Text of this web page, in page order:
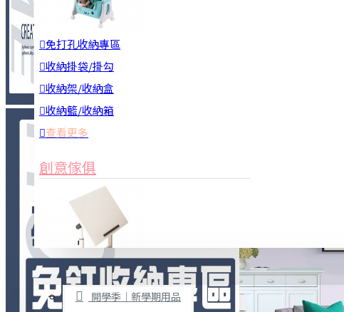
餐飲廚具
廚房收納
烘焙用具
隨身餐具
查看更多
文具禮品
免打孔收納專區
收納掛袋/掛勾
收納架/收納盒
收納籃/收納箱
查看更多
創意傢俱
桌子/椅子
限時促銷
開學季｜新學期用品